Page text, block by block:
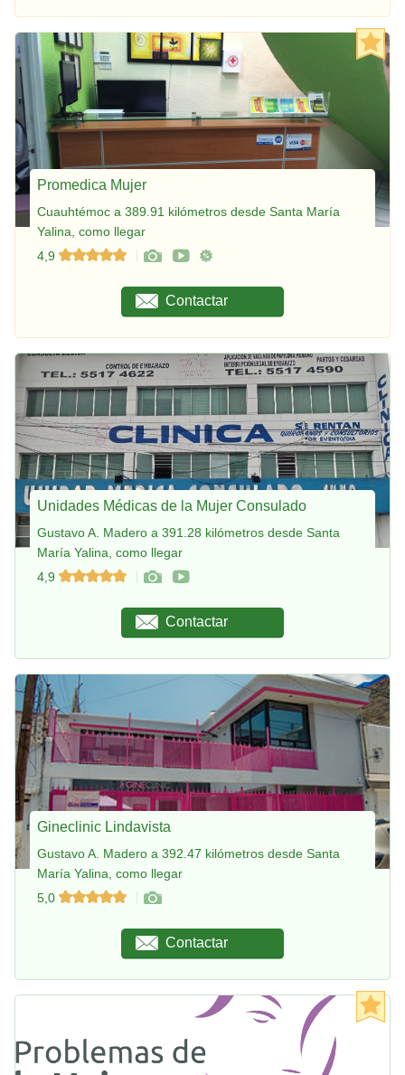
Promedica Mujer
Cuauhtémoc a 389.91 kilómetros desde Santa María
Yalina, como llegar
4,9
Contactar
Unidades Médicas de la Mujer Consulado
Gustavo A. Madero a 391.28 kilómetros desde Santa
María Yalina, como llegar
4,9
Contactar
Gineclinic Lindavista
Gustavo A. Madero a 392.47 kilómetros desde Santa
María Yalina, como llegar
5,0
Contactar